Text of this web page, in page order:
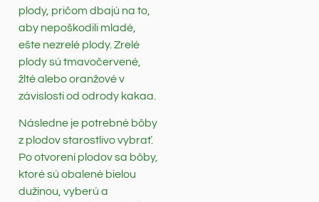
plody, pričom dbajú na to,
aby nepoškodili mladé,
ešte nezrelé plody. Zrelé
plody sú tmavočervené,
žlté alebo oranžové v
závislosti od odrody kakaa.
Následne je potrebné bôby
z plodov starostlivo vybrať.
Po otvorení plodov sa bôby,
ktoré sú obalené bielou
dužinou, vyberú a